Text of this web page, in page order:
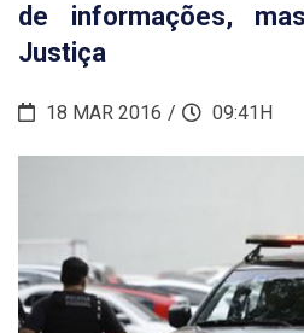
de informações,
Justiça
18 MAR 2016 09:41H